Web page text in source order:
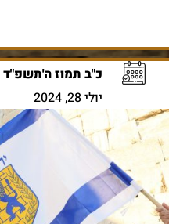
כ"ב תמוז ה'תשפ"ד
יולי 28, 2024